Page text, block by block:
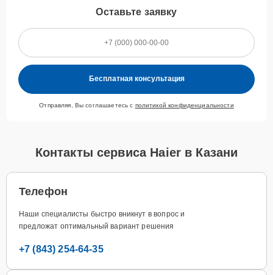
Оставьте заявку
Бесплатная консультация
Отправляя, Вы соглашаетесь с политикой конфиденциальности
Контакты сервиса Haier в Казани
Телефон
Наши специалисты быстро вникнут в вопрос и
предложат оптимальный вариант решения
+7 (843) 254-64-35